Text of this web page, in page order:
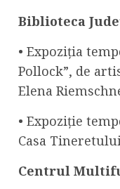
Biblioteca
• Expoziția
Pollock”, de
Elena
• Expoziție
Casa
Centrul